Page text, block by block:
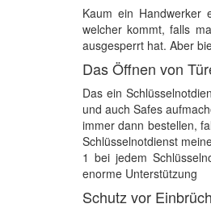
Kaum ein
welcher kommt, falls
ausgesperrt hat. Aber
Das Öffnen von
Das ein
und auch Safes
immer dann bestellen,
Schlüsselnotdienst
1 bei jedem
enorme Unterstützung
Schutz vor